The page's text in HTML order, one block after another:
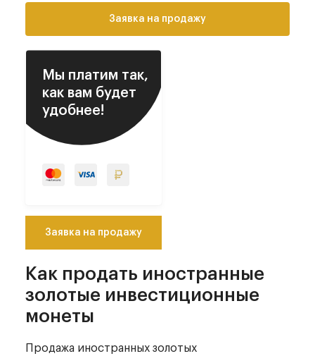
Заявка на продажу
Мы платим так,
как вам будет
удобнее!
Заявка на продажу
Как продать иностранные
золотые инвестиционные
монеты
Продажа иностранных золотых